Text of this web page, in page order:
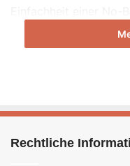
perfekte Dessert für
Familienfeiern bis
machen. Begleiten Sie
Rechtliche